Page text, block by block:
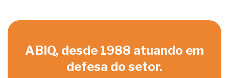
ABIQ, desde 1988 atuando em
defesa do setor.